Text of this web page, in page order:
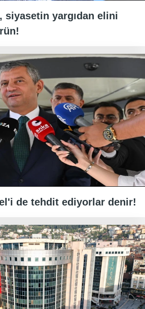
siyasetin yargıdan elini
de tehdit ediyorlar denir!